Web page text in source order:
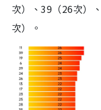
次）、39（26次）
次）。